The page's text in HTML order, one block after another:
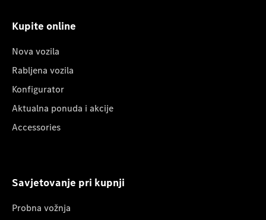
Kupite online
Nova vozila
Rabljena vozila
Konfigurator
Aktualna ponuda i akcije
Accessories
Savjetovanje pri kupnji
Probna vožnja